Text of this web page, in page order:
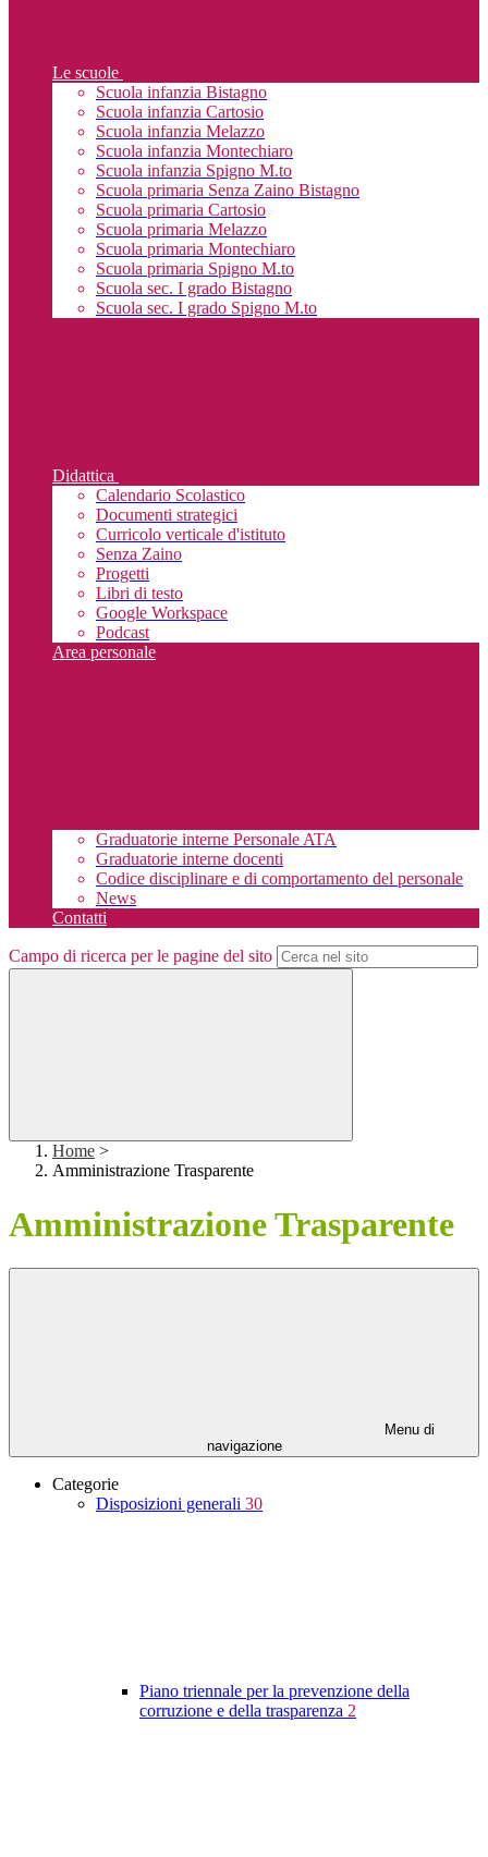
Le scuole
Scuola infanzia Bistagno
Scuola infanzia Cartosio
Scuola infanzia Melazzo
Scuola infanzia Montechiaro
Scuola infanzia Spigno M.to
Scuola primaria Senza Zaino Bistagno
Scuola primaria Cartosio
Scuola primaria Melazzo
Scuola primaria Montechiaro
Scuola primaria Spigno M.to
Scuola sec. I grado Bistagno
Scuola sec. I grado Spigno M.to
Didattica
Calendario Scolastico
Documenti strategici
Curricolo verticale d'istituto
Senza Zaino
Progetti
Libri di testo
Google Workspace
Podcast
Area personale
Graduatorie interne Personale ATA
Graduatorie interne docenti
Codice disciplinare e di comportamento del personale
News
Contatti
Campo di ricerca per le pagine del sito
Home >
Amministrazione Trasparente
Amministrazione Trasparente
Menu di
navigazione
Categorie
Disposizioni generali 30
Piano triennale per la prevenzione della
corruzione e della trasparenza 2